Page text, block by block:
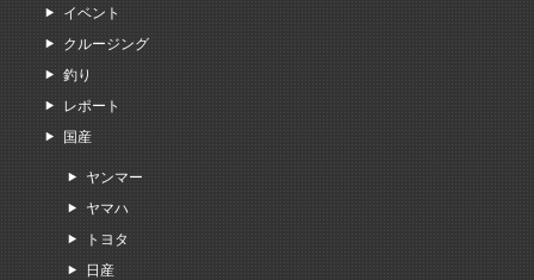
イベント
クルージング
釣り
レポート
国産
ヤンマー
ヤマハ
トヨタ
日産